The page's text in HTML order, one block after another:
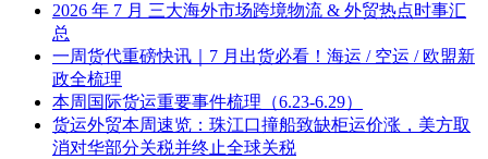
2026 年 7 月 三大海外市场跨境物流 & 外贸热点时事汇
总
一周货代重磅快讯｜7 月出货必看！海运 / 空运 / 欧盟新
政全梳理
本周国际货运重要事件梳理（6.23-6.29）
货运外贸本周速览：珠江口撞船致缺柜运价涨，美方取
消对华部分关税并终止全球关税